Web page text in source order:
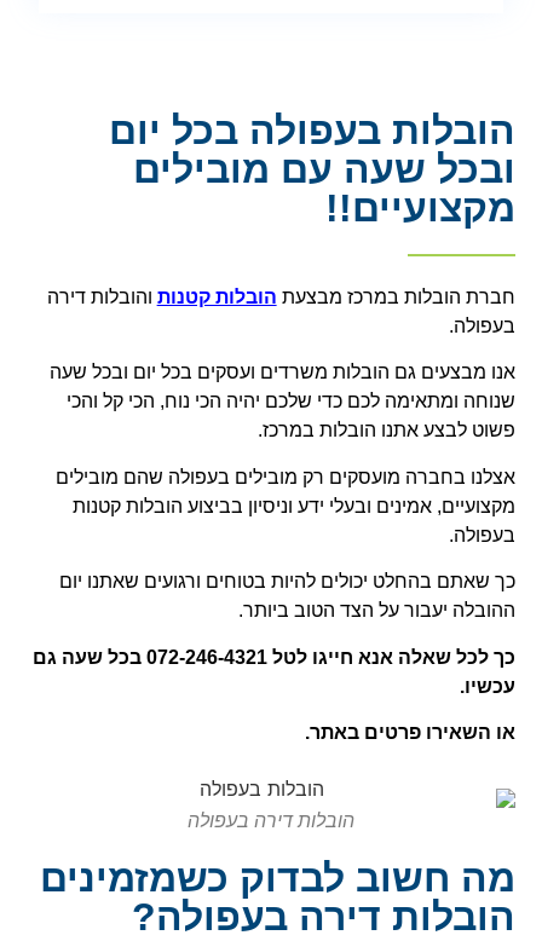
הובלות בעפולה בכל יום
ובכל שעה עם מובילים
מקצועיים!!
חברת הובלות במרכז מבצעת הובלות קטנות והובלות דירה
בעפולה.
אנו מבצעים גם הובלות משרדים ועסקים בכל יום ובכל שעה
שנוחה ומתאימה לכם כדי שלכם יהיה הכי נוח, הכי קל והכי
פשוט לבצע אתנו הובלות במרכז.
אצלנו בחברה מועסקים רק מובילים בעפולה שהם מובילים
מקצועיים, אמינים ובעלי ידע וניסיון בביצוע הובלות קטנות
בעפולה.
כך שאתם בהחלט יכולים להיות בטוחים ורגועים שאתנו יום
ההובלה יעבור על הצד הטוב ביותר.
כך לכל שאלה אנא חייגו לטל 072-246-4321 בכל שעה גם
עכשיו.
או השאירו פרטים באתר.
הובלות דירה בעפולה
מה חשוב לבדוק כשמזמינים
הובלות דירה בעפולה?